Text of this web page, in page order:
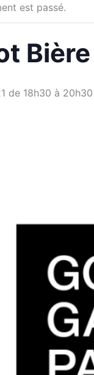
est passé.
Bière
de 18h30 à 20h30